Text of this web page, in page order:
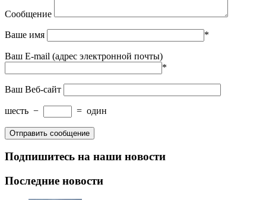
Сообщение
Ваше имя *
Ваш E-mail (адрес электронной почты)
*
Ваш Веб-сайт
шесть − = один
Подпишитесь на наши новости
Последние новости